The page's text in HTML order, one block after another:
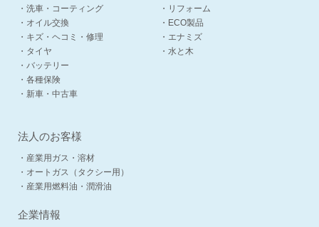
・洗車・コーティング
・オイル交換
・キズ・ヘコミ・修理
・タイヤ
・バッテリー
・各種保険
・新車・中古車
・リフォーム
・ECO製品
・エナミズ
・水と木
法人のお客様
・産業用ガス・溶材
・オートガス（タクシー用）
・産業用燃料油・潤滑油
企業情報